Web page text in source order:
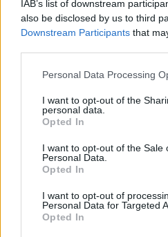
IAB’s list of downstream
also be disclosed by us to third
Downstream Participants that
Personal Data Processing
I want to opt-out of the
personal data.
Opted In
I want to opt-out of the Sale
Personal Data.
Opted In
I want to opt-out of
Personal Data for Targeted
Opted In
Πρωινή